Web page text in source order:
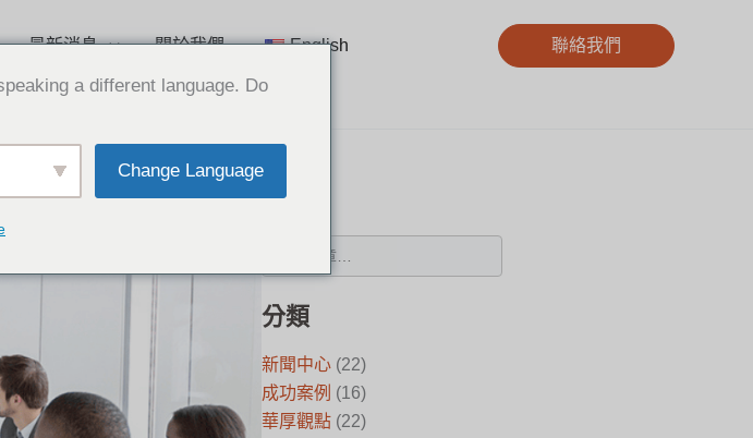
最新消息 關於我們 English 聯絡我們
搜尋
分類
新聞中心(22)
成功案例 (16)
華厚觀點(22)
a different language. Do
Change Language